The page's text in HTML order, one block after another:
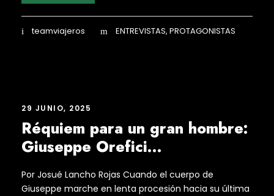
teamviajeros ENTREVISTAS, PROTAGONISTAS
29 JUNIO, 2025
Réquiem para un gran hombre:
Giuseppe Orefici…
Por Josué Lancho Rojas Cuando el cuerpo de
Giuseppe marche en lenta procesión hacia su última